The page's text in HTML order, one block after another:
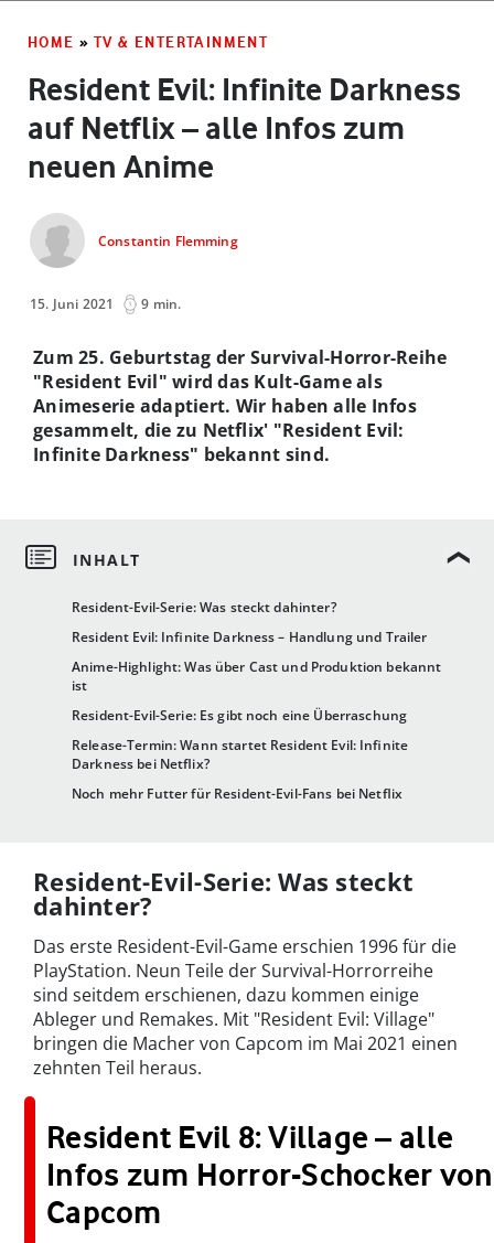
HOME » TV & ENTERTAINMENT
Resident Evil: Infinite Darkness
auf Netflix – alle Infos zum
neuen Anime
Constantin Flemming
15. Juni 2021 9 min.
Resident-Evil-Serie: Was steckt dahinter?
Resident Evil: Infinite Darkness – Handlung und Trailer
Anime-Highlight: Was über Cast und Produktion bekannt
ist
Resident-Evil-Serie: Es gibt noch eine Überraschung
Release-Termin: Wann startet Resident Evil: Infinite
Darkness bei Netflix?
Noch mehr Futter für Resident-Evil-Fans bei Netflix
Zum 25. Geburtstag der Survival-Horror-Reihe
"Resident Evil" wird das Kult-Game als
Animeserie adaptiert. Wir haben alle Infos
gesammelt, die zu Netflix' "Resident Evil:
Infinite Darkness" bekannt sind.
Resident-Evil-Serie: Was steckt
dahinter?
Das erste Resident-Evil-Game erschien 1996 für die
PlayStation. Neun Teile der Survival-Horrorreihe
sind seitdem erschienen, dazu kommen einige
Ableger und Remakes. Mit "Resident Evil: Village"
bringen die Macher von Capcom im Mai 2021 einen
zehnten Teil heraus.
Resident Evil 8: Village – alle
Infos zum Horror-Schocker von
Capcom